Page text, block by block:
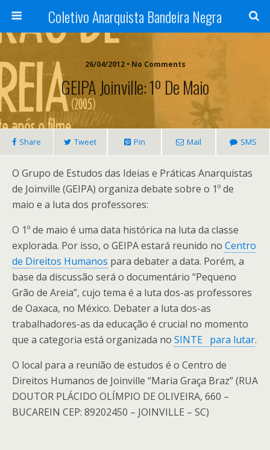
Coletivo Anarquista Bandeira Negra
26/04/2012 • No Comments
GEIPA Joinville: 1º De Maio
Share Tweet Pin Mail SMS
O Grupo de Estudos das Ideias e Práticas Anarquistas
de Joinville (GEIPA) organiza debate sobre o 1º de
maio e a luta dos professores:
O 1º de maio é uma data histórica na luta da classe
explorada. Por isso, o GEIPA estará reunido no Centro
de Direitos Humanos para debater a data. Porém, a
base da discussão será o documentário “Pequeno
Grão de Areia”, cujo tema é a luta dos-as professores
de Oaxaca, no México. Debater a luta dos-as
trabalhadores-as da educação é crucial no momento
que a categoria está organizada no SINTE para lutar.
O local para a reunião de estudos é o Centro de
Direitos Humanos de Joinville “Maria Graça Braz” (RUA
DOUTOR PLÁCIDO OLÍMPIO DE OLIVEIRA, 660 –
BUCAREIN CEP: 89202450 – JOINVILLE – SC)